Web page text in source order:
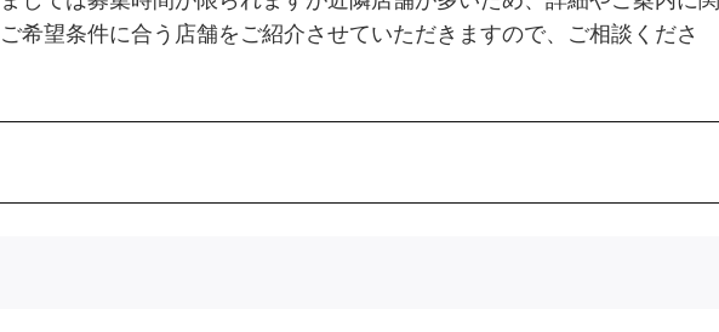
希望条件に合う店舗をご紹介させていただきますので、ご相談くださ